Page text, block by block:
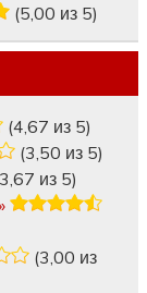
(5,00 из 5)
(4,67 из 5)
(3,50 из 5)
из 5)
(3,00 из